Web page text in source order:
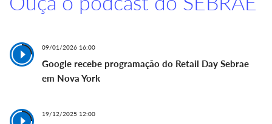
09/01/2026 16:00
Google recebe programação do Retail Day Sebrae
em Nova York
19/12/2025 12:00